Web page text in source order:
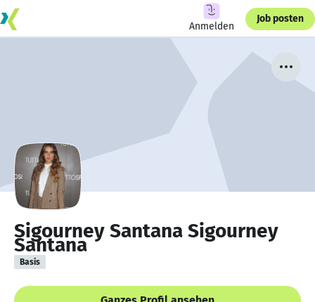
Anmelden
Job posten
Sigourney Santana Sigourney
Santana
Basis